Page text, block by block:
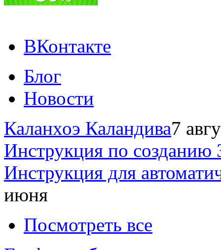
ВКонтакте
Блог
Новости
Каланхоэ Каландива7
Инструкция по созданию
Инструкция для
июня
Посмотреть все